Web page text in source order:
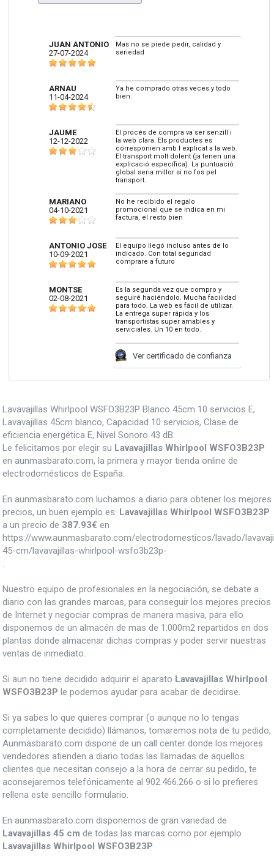
JUAN ANTONIO
27-07-2024
Mas no se piede pedir, calidad y
seriedad
ARNAU
11-04-2024
Ya he comprado otras veces y todo
bien.
JAUME
12-12-2022
El procés de compra va ser senzill i
la web clara. Els productes es
corresponien amb l explicat a la web.
El transport molt dolent (ja tenen una
explicació específica). La puntuació
global seria millor si no fos pel
transport.
MARIANO
04-10-2021
No he recibido el regalo
promocional que se indica en mi
factura, el resto bien
ANTONIO JOSE
10-09-2021
El equipo llegó incluso antes de lo
indicado. Con total seguridad
comprare a futuro
MONTSE
02-08-2021
Es la segunda vez que compro y
seguiré haciéndolo. Mucha facilidad
para todo. La web es fácil de utilizar.
La entrega super rápida y los
transportistas super amables y
serviciales. Un 10 en todo.
Ver certificado de confianza
Lavavajillas Whirlpool WSFO3B23P Blanco 45cm 10 servicios E,
Lavavajillas 45cm blanco, Capacidad 10 servicios, Clase de
eficiencia energética E, Nivel Sonoro 43 dB.
Le felicitamos por elegir su Lavavajillas Whirlpool WSFO3B23P
en aunmasbarato.com, la primera y mayor tienda online de
electrodomésticos de España.
En aunmasbarato.com luchamos a diario para obtener los mejores
precios, un buen ejemplo es: Lavavajillas Whirlpool WSFO3B23P
a un precio de 387.93€ en
https://www.aunmasbarato.com/electrodomesticos/lavado/
45-cm/lavavajillas-whirlpool-wsfo3b23p-
.
Nuestro equipo de profesionales en la negociación, se debate a
diario con las grandes marcas, para conseguir los mejores precios
de Internet y negociar compras de manera masiva, para ello
disponemos de un almacén de mas de 1.000m2 repartidos en dos
plantas donde almacenar dichas compras y poder servir nuestras
ventas de inmediato.
Si aun no tiene decidido adquirir el aparato Lavavajillas Whirlpool
WSFO3B23P le podemos ayudar para acabar de decidirse.
Si ya sabes lo que quieres comprar (o aunque no lo tengas
completamente decidido) llámanos, tomaremos nota de tu pedido,
Aunmasbarato.com dispone de un call center donde los mejores
vendedores atienden a diario todas las llamadas de aquellos
clientes que necesitan consejo a la hora de cerrar su pedido, te
aconsejaremos telefónicamente al 902.466.266 o si lo prefieres
rellena este sencillo formulario.
En aunmasbarato.com disponemos de gran variedad de
Lavavajillas 45 cm de todas las marcas como por ejemplo
Lavavajillas Whirlpool WSFO3B23P